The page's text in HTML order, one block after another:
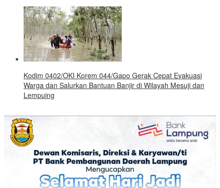
Kodim 0402/OKI Korem 044/Gapo Gerak Cepat Evakuasi
Warga dan Salurkan Bantuan Banjir di Wilayah Mesuji dan
Lempuing